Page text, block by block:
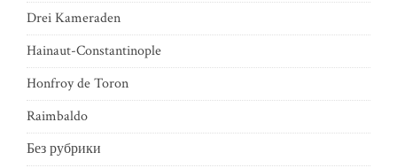
Drei Kameraden
Hainaut-Constantinople
Honfroy de Toron
Raimbaldo
Без рубрики